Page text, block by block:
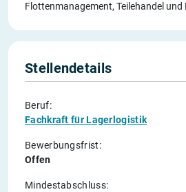
Flottenmanagement, Teilehandel und
Stellendetails
Beruf:
Fachkraft für Lagerlogistik
Bewerbungsfrist:
Offen
Mindestabschluss: